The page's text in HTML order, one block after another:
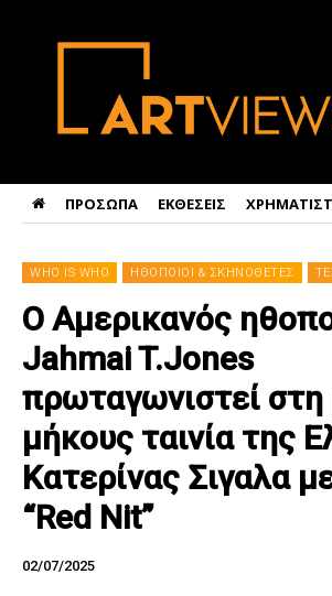
ΠΡΟΣΩΠΑ ΕΚΘΕΣΕΙΣ
WHO IS WHO ΗΘΟΠΟΙΟΙ & ΣΚΗΝΟΘΕΤΕΣ
Ο Αμερικανός
Jahmai T.Jones
πρωταγωνιστεί στη
μήκους ταινία της
Κατερίνας Σιγαλα
“Red Nit”
02/07/2025